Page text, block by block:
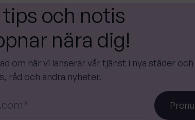
och notis
nära dig!
om när vi lanserar vår tjänst i nya städer
råd och andra nyheter.